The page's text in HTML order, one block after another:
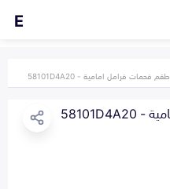
E
طقم فحمات فرامل امامية - 58101D4A20